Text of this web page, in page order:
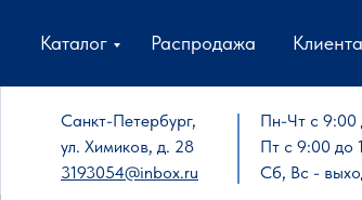
Каталог Распродажа
Пн-Чт с 9:00
Пт с 9:00 до
Сб, Вс -
Санкт-Петербург,
ул. Химиков, д. 28
3193054@inbox.ru